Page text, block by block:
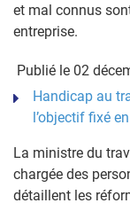
et mal connus
entreprise.
Publié le 02
Handicap au
l’objectif fixé
La ministre du
chargée des
détaillent les